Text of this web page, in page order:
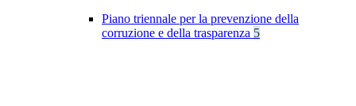
Piano triennale per la prevenzione della
corruzione e della trasparenza 5